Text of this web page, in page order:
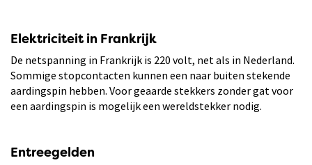
Elektriciteit in Frankrijk
De netspanning in Frankrijk is 220 volt, net als in Nederland.
Sommige stopcontacten kunnen een naar buiten stekende
aardingspin hebben. Voor geaarde stekkers zonder gat voor
een aardingspin is mogelijk een wereldstekker nodig.
Entreegelden